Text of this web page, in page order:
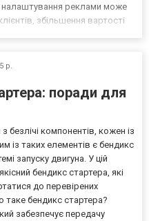
налаштування реклами може
збільшення вартості
р.
поради для
безлічі компонентів, кожен із
із таких елементів є бендикс
запуску двигуна. У цій
бендикс стартера, які
до перевірених
таке бендикс стартера?
забезпечує передачу